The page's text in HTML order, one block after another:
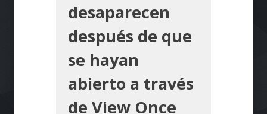
desaparecen
después de que
se hayan
abierto a través
de View Once